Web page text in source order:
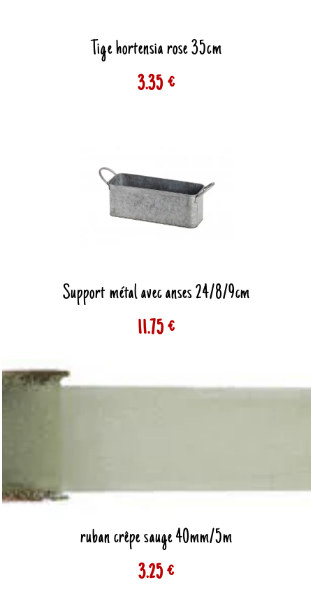
Tige hortensia rose 35cm
3.35 €
Support métal avec anses 24/8/9cm
11.75 €
ruban crêpe sauge 40mm/5m
3.25 €